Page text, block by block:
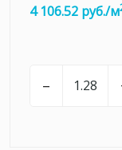
4 106.52 руб./м
–